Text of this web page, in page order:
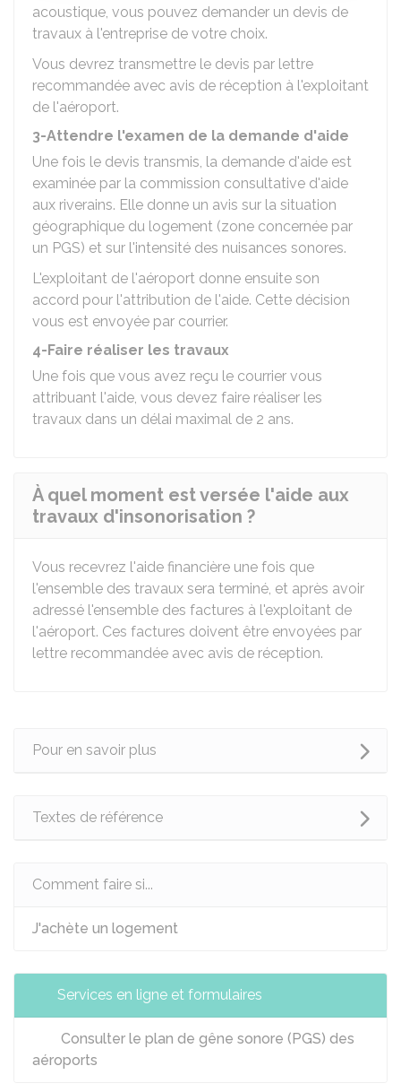
acoustique, vous pouvez demander un devis de
travaux à l'entreprise de votre choix.
Vous devrez transmettre le devis par lettre
recommandée avec avis de réception à l'exploitant
de l'aéroport.
3-Attendre l'examen de la demande d'aide
Une fois le devis transmis, la demande d'aide est
examinée par la commission consultative d'aide
aux riverains. Elle donne un avis sur la situation
géographique du logement (zone concernée par
un PGS) et sur l'intensité des nuisances sonores.
L'exploitant de l'aéroport donne ensuite son
accord pour l'attribution de l'aide. Cette décision
vous est envoyée par courrier.
4-Faire réaliser les travaux
Une fois que vous avez reçu le courrier vous
attribuant l'aide, vous devez faire réaliser les
travaux dans un délai maximal de 2 ans.
À quel moment est versée l'aide aux
travaux d'insonorisation ?
Vous recevrez l'aide financière une fois que
l'ensemble des travaux sera terminé, et après avoir
adressé l'ensemble des factures à l'exploitant de
l'aéroport. Ces factures doivent être envoyées par
lettre recommandée avec avis de réception.
Pour en savoir plus
Textes de référence
Comment faire si...
J'achète un logement
Services en ligne et formulaires
Consulter le plan de gêne sonore (PGS) des
aéroports